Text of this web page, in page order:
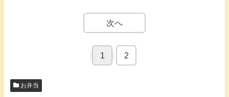
次へ
1 2
お弁当